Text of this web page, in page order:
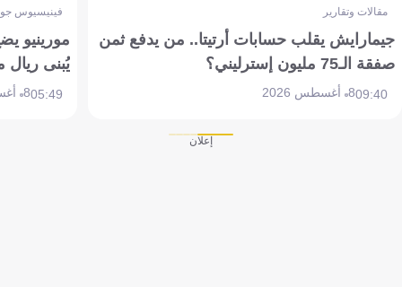
مقالات وتقارير
جيمارايش يقلب حسابات أرتيتا.. من يدفع ثمن
صفقة الـ75 مليون إسترليني؟
09:408 أغسطس 2026
فينيسيوس
مورينيو
يُبنى ريال
05:498 أغسطس 2026
إعلان